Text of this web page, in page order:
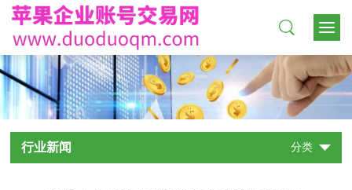
行业新闻 分类